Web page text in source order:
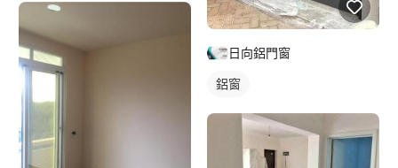
日向鋁門窗
鋁窗